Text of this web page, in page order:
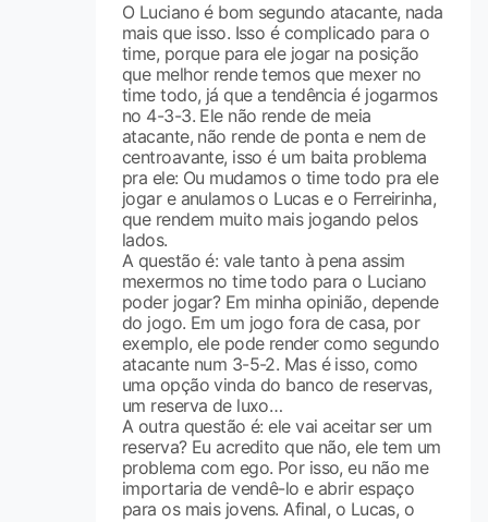
O Luciano é bom segundo atacante, nada
mais que isso. Isso é complicado para o
time, porque para ele jogar na posição
que melhor rende temos que mexer no
time todo, já que a tendência é jogarmos
no 4-3-3. Ele não rende de meia
atacante, não rende de ponta e nem de
centroavante, isso é um baita problema
pra ele: Ou mudamos o time todo pra ele
jogar e anulamos o Lucas e o Ferreirinha,
que rendem muito mais jogando pelos
lados.
A questão é: vale tanto à pena assim
mexermos no time todo para o Luciano
poder jogar? Em minha opinião, depende
do jogo. Em um jogo fora de casa, por
exemplo, ele pode render como segundo
atacante num 3-5-2. Mas é isso, como
uma opção vinda do banco de reservas,
um reserva de luxo…
A outra questão é: ele vai aceitar ser um
reserva? Eu acredito que não, ele tem um
problema com ego. Por isso, eu não me
importaria de vendê-lo e abrir espaço
para os mais jovens. Afinal, o Lucas, o